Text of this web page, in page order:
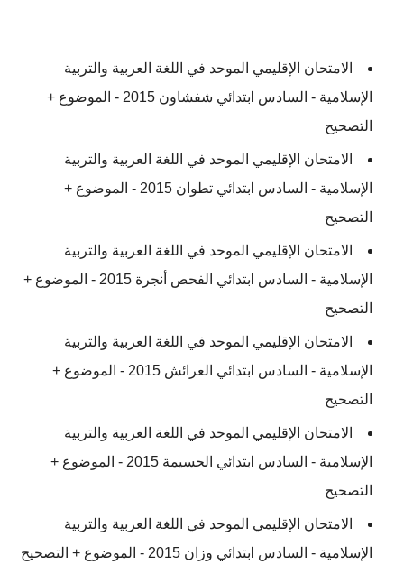
الامتحان الإقليمي الموحد في اللغة العربية والتربية
الإسلامية - السادس ابتدائي شفشاون 2015 - الموضوع +
التصحيح
الامتحان الإقليمي الموحد في اللغة العربية والتربية
الإسلامية - السادس ابتدائي تطوان 2015 - الموضوع +
التصحيح
الامتحان الإقليمي الموحد في اللغة العربية والتربية
الإسلامية - السادس ابتدائي الفحص أنجرة 2015 - الموضوع +
التصحيح
الامتحان الإقليمي الموحد في اللغة العربية والتربية
الإسلامية - السادس ابتدائي العرائش 2015 - الموضوع +
التصحيح
الامتحان الإقليمي الموحد في اللغة العربية والتربية
الإسلامية - السادس ابتدائي الحسيمة 2015 - الموضوع +
التصحيح
الامتحان الإقليمي الموحد في اللغة العربية والتربية
الإسلامية - السادس ابتدائي وزان 2015 - الموضوع + التصحيح